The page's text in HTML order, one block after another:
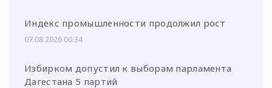
Индекс промышленности продолжил рост
07.08.2026 00:34
Избирком допустил к выборам парламента
Дагестана 5 партий